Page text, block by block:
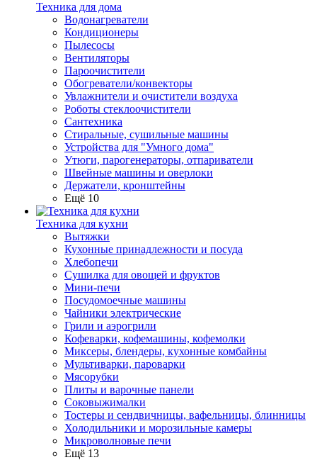
Техника для дома
Водонагреватели
Кондиционеры
Пылесосы
Вентиляторы
Пароочистители
Обогреватели/конвекторы
Увлажнители и очистители воздуха
Роботы стеклоочистители
Сантехника
Стиральные, сушильные машины
Устройства для "Умного дома"
Утюги, парогенераторы, отпариватели
Швейные машины и оверлоки
Держатели, кронштейны
Ещё 10
Техника для кухни
Вытяжки
Кухонные принадлежности и посуда
Хлебопечи
Сушилка для овощей и фруктов
Мини-печи
Посудомоечные машины
Чайники электрические
Грили и аэрогрили
Кофеварки, кофемашины, кофемолки
Миксеры, блендеры, кухонные комбайны
Мультиварки, пароварки
Мясорубки
Плиты и варочные панели
Соковыжималки
Тостеры и сендвичницы, вафельницы, блинницы
Холодильники и морозильные камеры
Микроволновые печи
Ещё 13